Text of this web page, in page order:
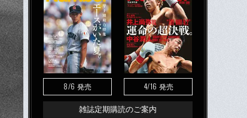
8/6 発売 4/16 発売
雑誌定期購読のご案内